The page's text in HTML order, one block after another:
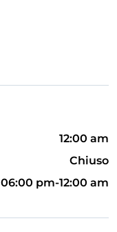
12:00 am
Chiuso
06:00 pm-12:00 am